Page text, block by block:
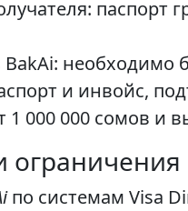
BakAi:
и инвойс,
000 000 сомов и
ограничения
по системам Visa